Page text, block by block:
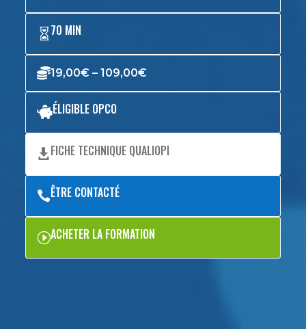
 70 MIN
19,00€ – 109,00€
ÉLIGIBLE OPCO
FICHE TECHNIQUE QUALIOPI
ÊTRE CONTACTÉ
IACHETER LA FORMATION